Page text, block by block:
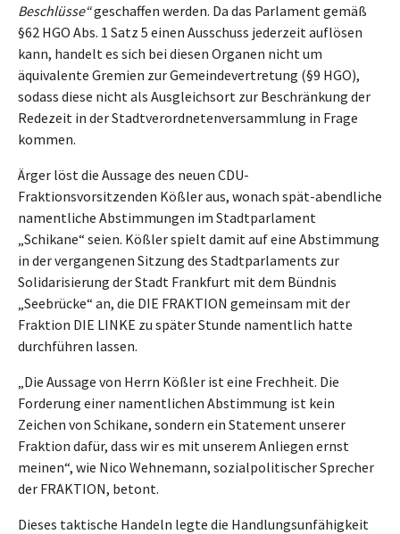
Beschlüsse“geschaffen werden. Da das Parlament gemäß
§62 HGO Abs. 1 Satz 5 einen Ausschuss jederzeit auflösen
kann, handelt es sich bei diesen Organen nicht um
äquivalente Gremien zur Gemeindevertretung (§9 HGO),
sodass diese nicht als Ausgleichsort zur Beschränkung der
Redezeit in der Stadtverordnetenversammlung in Frage
kommen.
Ärger löst die Aussage des neuen CDU-
Fraktionsvorsitzenden Kößler aus, wonach spät-abendliche
namentliche Abstimmungen im Stadtparlament
„Schikane“ seien. Kößler spielt damit auf eine Abstimmung
in der vergangenen Sitzung des Stadtparlaments zur
Solidarisierung der Stadt Frankfurt mit dem Bündnis
„Seebrücke“ an, die DIE FRAKTION gemeinsam mit der
Fraktion DIE LINKE zu später Stunde namentlich hatte
durchführen lassen.
„Die Aussage von Herrn Kößler ist eine Frechheit. Die
Forderung einer namentlichen Abstimmung ist kein
Zeichen von Schikane, sondern ein Statement unserer
Fraktion dafür, dass wir es mit unserem Anliegen ernst
meinen“, wie Nico Wehnemann, sozialpolitischer Sprecher
der FRAKTION, betont.
Dieses taktische Handeln legte die Handlungsunfähigkeit